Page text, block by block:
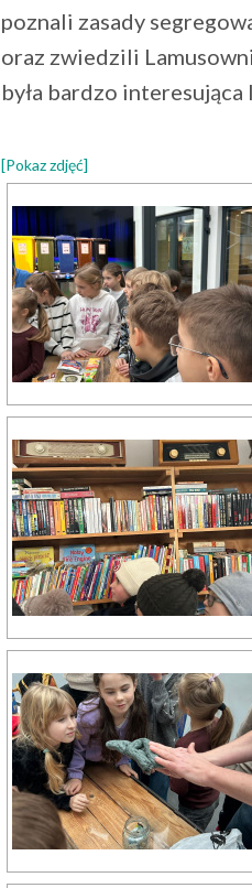
poznali zasady
oraz zwiedzili
była bardzo interesująca
[Pokaz zdjęć]